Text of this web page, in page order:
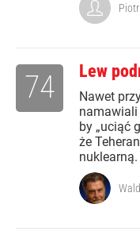
Lew
Nawet
namawiali
by „uciąć
że
nuklearną.
74